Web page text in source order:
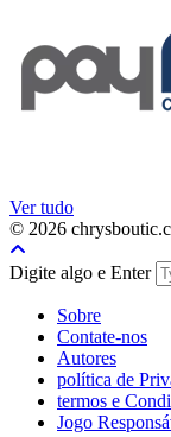
Ver tudo
© 2026
Digite algo e Enter
Sobre
Contate-nos
Autores
política de
termos e
Jogo